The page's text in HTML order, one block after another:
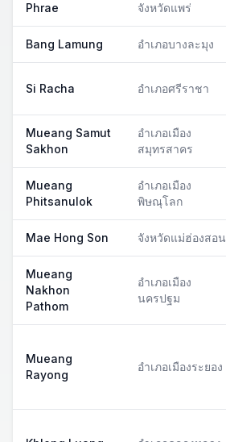
Phrae จังหวัดแพร่
Bang Lamung อำเภอบางละมุง
Si Racha อำเภอศรีราชา
Mueang Samut
Sakhon
อำเภอเมือง
สมุทรสาคร
Mueang
Phitsanulok
อำเภอเมือง
พิษณุโลก
Mae Hong Son จังหวัดแม่ฮ่องสอน
Mueang
Nakhon
Pathom
อำเภอเมือง
นครปฐม
Mueang
Rayong
อำเภอเมืองระยอง